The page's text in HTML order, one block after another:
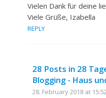
Vielen Dank für deine
Viele Grüße, Izabella
REPLY
28 Posts in 28
Blogging - Haus
28. February 2018 at